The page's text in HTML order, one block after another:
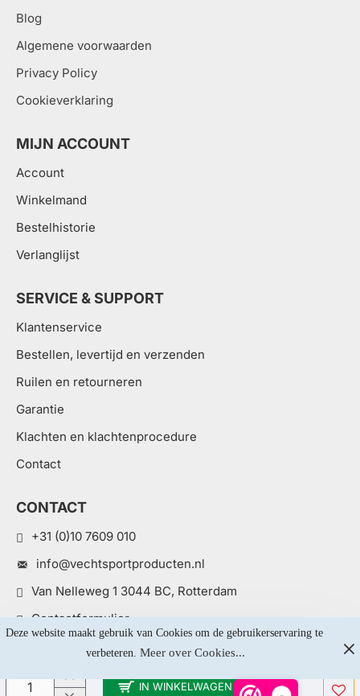
Deze website maakt gebruik van Cookies om de gebruikerservaring te
verbeteren. Meer over Cookies...
IN WINKELWAGEN
Blog
Algemene voorwaarden
Privacy Policy
Cookieverklaring
MIJN ACCOUNT
Account
Winkelmand
Bestelhistorie
Verlanglijst
SERVICE & SUPPORT
Klantenservice
Bestellen, levertijd en verzenden
Ruilen en retourneren
Garantie
Klachten en klachtenprocedure
Contact
CONTACT
+31 (0)10 7609 010
info@vechtsportproducten.nl
Van Nelleweg 1 3044 BC, Rotterdam
Contactformulier